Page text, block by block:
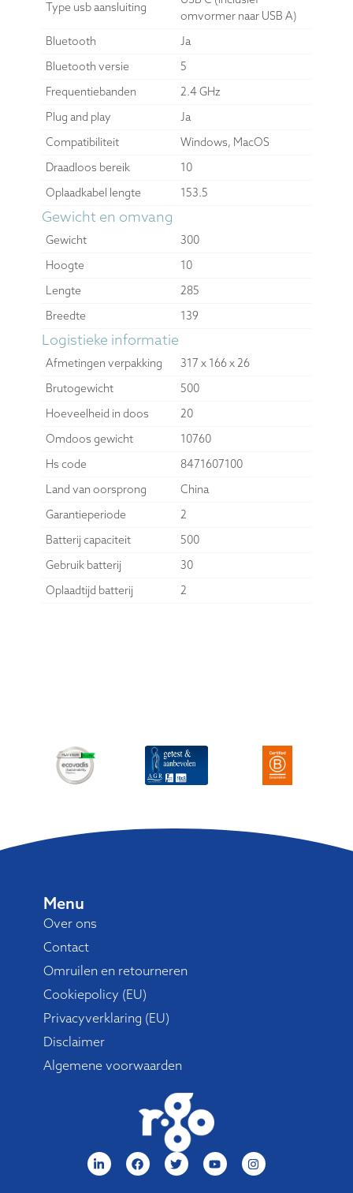
Type usb aansluiting
omvormer naar USB A)
Bluetooth
Ja
Bluetooth versie
5
Frequentiebanden
2.4 GHz
Plug and play
Ja
Compatibiliteit
Windows, MacOS
Draadloos bereik
10
Oplaadkabel lengte
153.5
Gewicht en omvang
Gewicht
300
Hoogte
10
Lengte
285
Breedte
139
Logistieke informatie
Afmetingen verpakking
317 x 166 x 26
Brutogewicht
500
Hoeveelheid in doos
20
Omdoos gewicht
10760
Hs code
8471607100
Land van oorsprong
China
Garantieperiode
2
Batterij capaciteit
500
Gebruik batterij
30
Oplaadtijd batterij
2
Menu
Over ons
Contact
Omruilen en retourneren
Cookiepolicy (EU)
Privacyverklaring (EU)
Disclaimer
Algemene voorwaarden